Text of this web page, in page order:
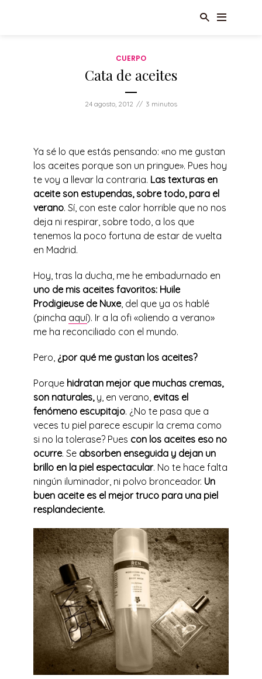
CUERPO
Cata de aceites
24 agosto, 2012 3 minutos
Ya sé lo que estás pensando: «no me gustan
los aceites porque son un pringue». Pues hoy
te voy a llevar la contraria. Las texturas en
aceite son estupendas, sobre todo, para el
verano. Sí, con este calor horrible que no nos
deja ni respirar, sobre todo, a los que
tenemos la poco fortuna de estar de vuelta
en Madrid.
Hoy, tras la ducha, me he embadurnado en
uno de mis aceites favoritos: Huile
Prodigieuse de Nuxe, del que ya os hablé
(pincha aquí). Ir a la ofi «oliendo a verano»
me ha reconciliado con el mundo.
Pero, ¿por qué me gustan los aceites?
Porque hidratan mejor que muchas cremas,
son naturales, y, en verano, evitas el
fenómeno escupitajo. ¿No te pasa que a
veces tu piel parece escupir la crema como
si no la tolerase? Pues con los aceites eso no
ocurre. Se absorben enseguida y dejan un
brillo en la piel espectacular. No te hace falta
ningún iluminador, ni polvo bronceador. Un
buen aceite es el mejor truco para una piel
resplandeciente.